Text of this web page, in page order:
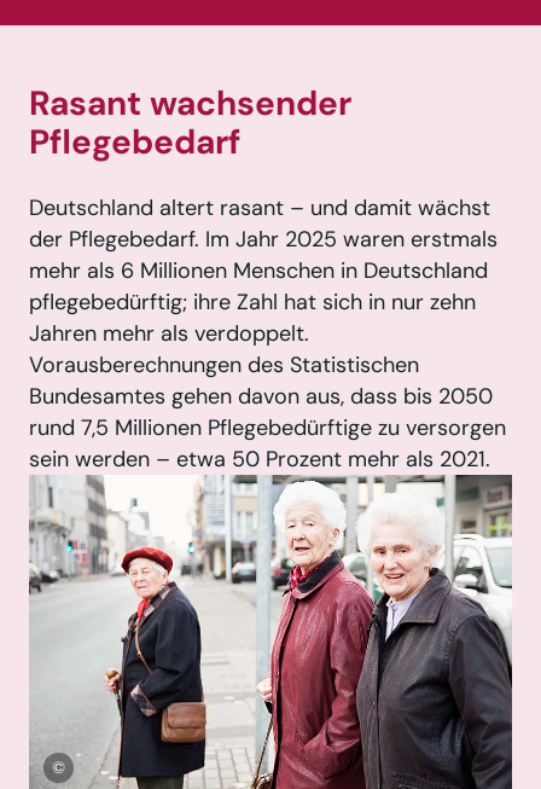
Rasant wachsender
Pflegebedarf
Deutschland altert rasant – und damit wächst
der Pflegebedarf. Im Jahr 2025 waren erstmals
mehr als 6 Millionen Menschen in Deutschland
pflegebedürftig; ihre Zahl hat sich in nur zehn
Jahren mehr als verdoppelt.
Vorausberechnungen des Statistischen
Bundesamtes gehen davon aus, dass bis 2050
rund 7,5 Millionen Pflegebedürftige zu versorgen
sein werden – etwa 50 Prozent mehr als 2021.
Copyright-Information: